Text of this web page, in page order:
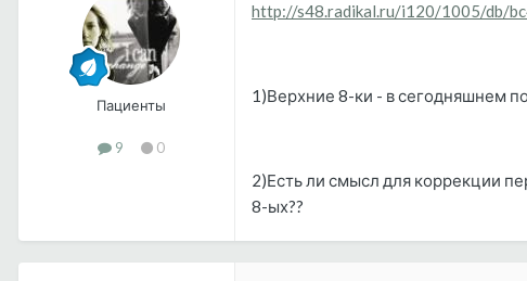
Пациенты
9 0
http://s48.radikal.ru/i120/1005/db/
1)Верхние 8-ки - в сегодняшнем
2)Есть ли смысл для коррекции
8-ых??